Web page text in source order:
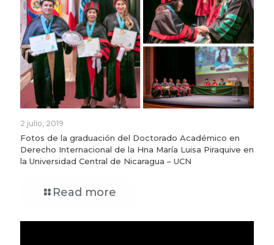
2 julio, 2019
Fotos de la graduación del Doctorado Académico en
Derecho Internacional de la Hna María Luisa Piraquive en
la Universidad Central de Nicaragua – UCN
Read more